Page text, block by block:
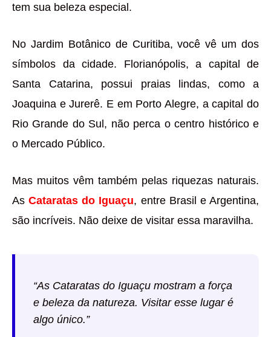
tem sua beleza especial.
No Jardim Botânico de Curitiba, você vê um dos
símbolos da cidade. Florianópolis, a capital de
Santa Catarina, possui praias lindas, como a
Joaquina e Jurerê. E em Porto Alegre, a capital do
Rio Grande do Sul, não perca o centro histórico e
o Mercado Público.
Mas muitos vêm também pelas riquezas naturais.
AsCataratas do Iguaçu, entre Brasil e Argentina,
são incríveis. Não deixe de visitar essa maravilha.
“As Cataratas do Iguaçu mostram a força
e beleza da natureza. Visitar esse lugar é
algo único.”